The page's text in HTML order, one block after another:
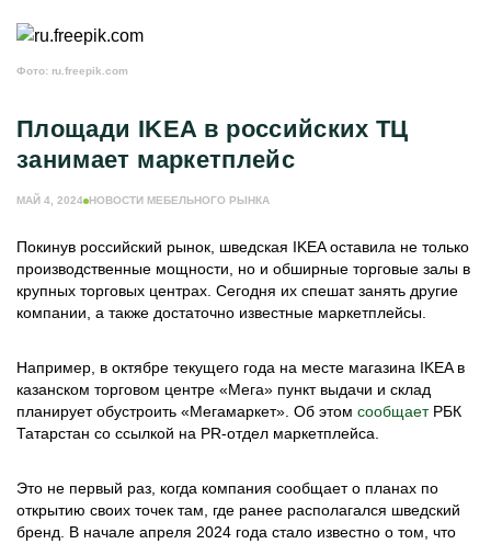
Фото: ru.freepik.com
Площади IKEA в российских ТЦ
занимает маркетплейс
МАЙ 4, 2024 НОВОСТИ МЕБЕЛЬНОГО РЫНКА
Покинув российский рынок, шведская IKEA оставила не только
производственные мощности, но и обширные торговые залы в
крупных торговых центрах. Сегодня их спешат занять другие
компании, а также достаточно известные маркетплейсы.
Например, в октябре текущего года на месте магазина IKEA в
казанском торговом центре «Мега» пункт выдачи и склад
планирует обустроить «Мегамаркет». Об этом сообщаетРБК
Татарстан со ссылкой на PR-отдел маркетплейса.
Это не первый раз, когда компания сообщает о планах по
открытию своих точек там, где ранее располагался шведский
бренд. В начале апреля 2024 года стало известно о том, что